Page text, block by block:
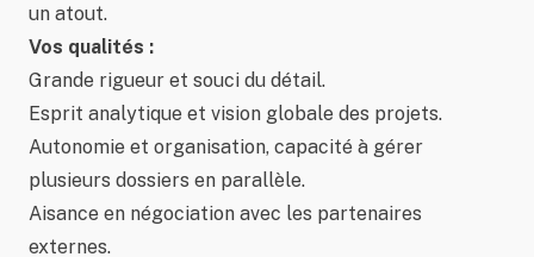
un atout.
Vos qualités :
Grande rigueur et souci du détail.
Esprit analytique et vision globale des projets.
Autonomie et organisation, capacité à gérer
plusieurs dossiers en parallèle.
Aisance en négociation avec les partenaires
externes.